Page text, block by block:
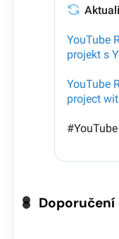
Doporučení